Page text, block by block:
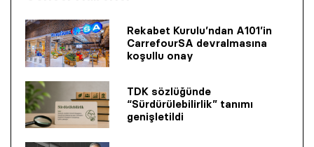
Rekabet Kurulu’ndan A101’in
CarrefourSA devralmasına
koşullu onay
TDK sözlüğünde
“Sürdürülebilirlik” tanımı
genişletildi